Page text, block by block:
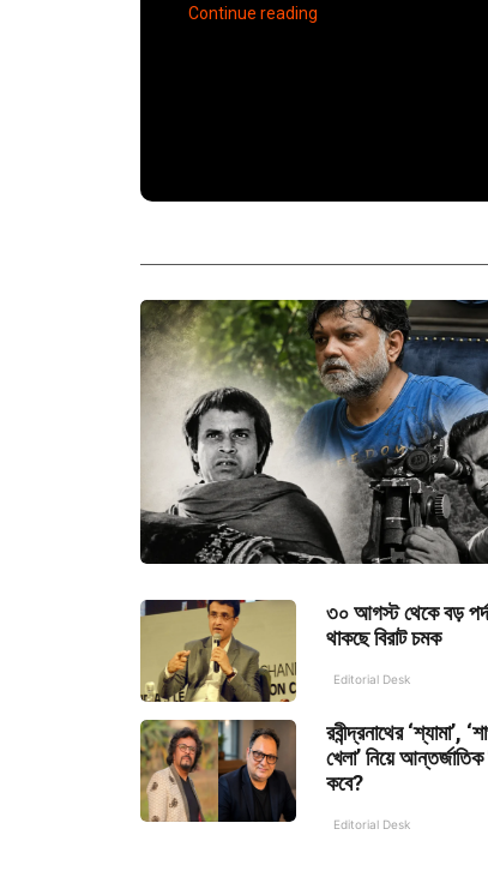
Continue reading
৩০ আগস্ট থেকে বড়
থাকছে বিরাট চমক
Editorial Desk
রবীন্দ্রনাথের ‘শ্যামা’,
খেলা’ নিয়ে
কবে?
Editorial Desk